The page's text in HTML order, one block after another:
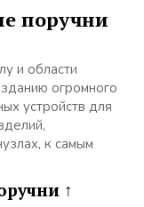
поручни
и области
огромного
устройств для
к самым
↑